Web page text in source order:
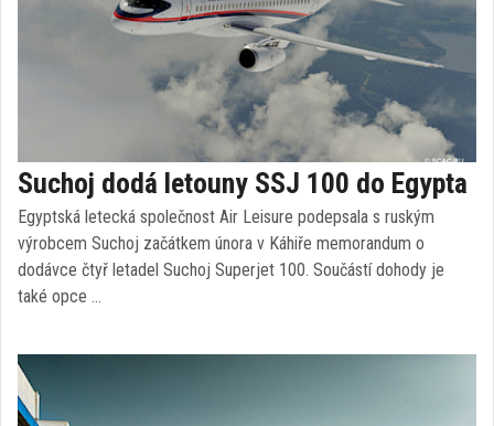
Suchoj dodá letouny SSJ 100 do Egypta
Egyptská letecká společnost Air Leisure podepsala s ruským
výrobcem Suchoj začátkem února v Káhiře memorandum o
dodávce čtyř letadel Suchoj Superjet 100. Součástí dohody je
také opce …